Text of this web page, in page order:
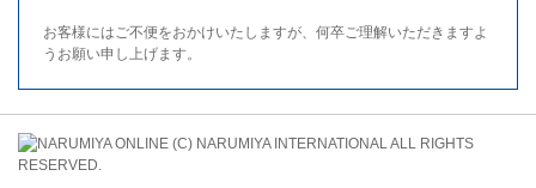
お客様にはご不便をおかけいたしますが、何卒ご理解いただきますよ
うお願い申し上げます。